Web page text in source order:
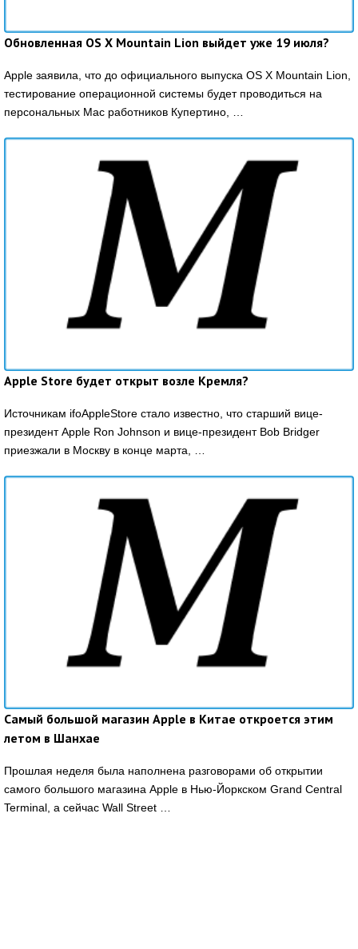
Обновленная OS X Mountain Lion выйдет уже 19 июля?
Apple заявила, что до официального выпуска OS X Mountain Lion,
тестирование операционной системы будет проводиться на
персональных Mac работников Купертино, …
Apple Store будет открыт возле Кремля?
Источникам ifoAppleStore стало известно, что старший вице-
президент Apple Ron Johnson и вице-президент Bob Bridger
приезжали в Москву в конце марта, …
Самый большой магазин Apple в Китае откроется этим
летом в Шанхае
Прошлая неделя была наполнена разговорами об открытии
самого большого магазина Apple в Нью-Йоркском Grand Central
Terminal, а сейчас Wall Street …